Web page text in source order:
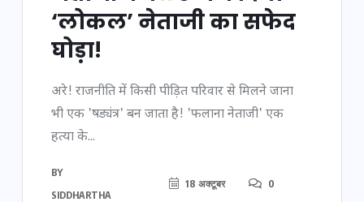
‘लोकल’ नेताजी का सफेद
घोड़ा!
अरे! राजनीति में किसी पीड़ित परिवार से मिलने जाना
भी एक 'षड्यंत्र' बन जाता है! 'फलाना नेताजी' एक
हत्या के...
BY
SIDDHARTHA
18 अक्टूबर
0